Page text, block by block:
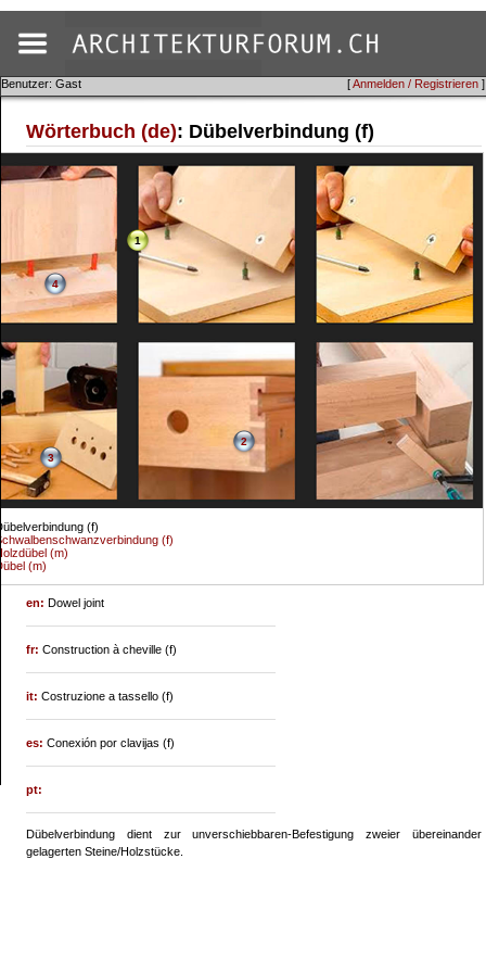
[Anmelden / Registrieren ]
Benutzer: Gast
Wörterbuch (de): Dübelverbindung (f)
1
(f)
(f)
2
(m)
3
(m)
4
en:Dowel joint
fr:Construction à cheville (f)
it:Costruzione a tassello (f)
es:Conexión por clavijas (f)
pt:
Dübelverbindung dient zur unverschiebbaren-Befestigung zweier übereinander
gelagerten Steine/Holzstücke.